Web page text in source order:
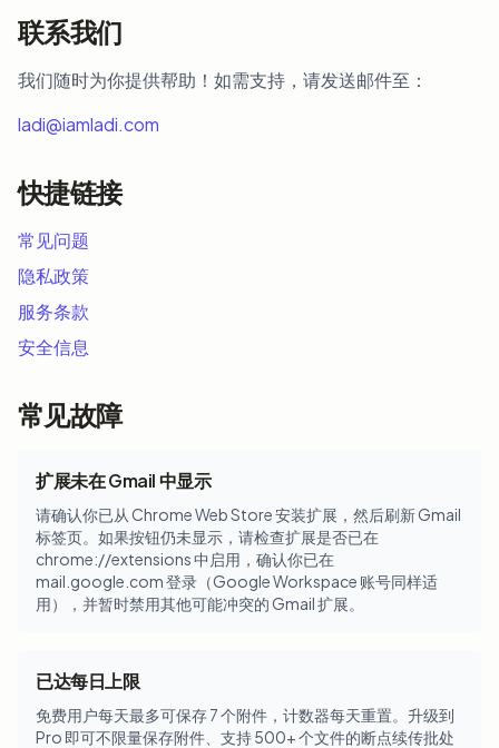
联系我们
我们随时为你提供帮助！如需支持，请发送邮件至：
ladi@iamladi.com
快捷链接
常见问题
隐私政策
服务条款
安全信息
常见故障
扩展未在 Gmail 中显示
请确认你已从 Chrome Web Store 安装扩展，然后刷新 Gmail
标签页。如果按钮仍未显示，请检查扩展是否已在
chrome://extensions 中启用，确认你已在
mail.google.com 登录（Google Workspace 账号同样适
用），并暂时禁用其他可能冲突的 Gmail 扩展。
已达每日上限
免费用户每天最多可保存 7 个附件，计数器每天重置。升级到
Pro 即可不限量保存附件、支持 500+ 个文件的断点续传批处